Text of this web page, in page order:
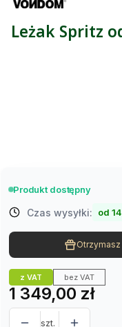
Leżak Spritz
Produkt dostępny
Czas wysyłki: od
z VAT bez VAT
Cena
1 349,00 zł
szt.